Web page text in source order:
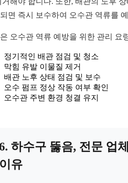
면 즉시 보수하여 오수관 역류를
오수관 역류 예방을 위한 관리 요
정기적인 배관 점검 및 청소
막힘 유발 이물질 제거
배관 노후 상태 점검 및 보수
오수 펌프 정상 작동 여부 확인
오수관 주변 환경 청결 유지
하수구 뚫음, 전문 업
유